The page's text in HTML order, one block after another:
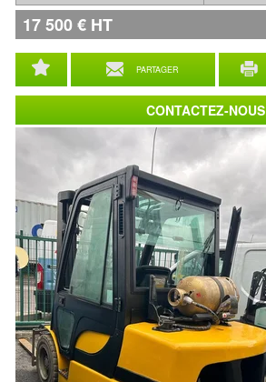
PARTAGER
17 500€ HT
CONTACTEZ-NOUS